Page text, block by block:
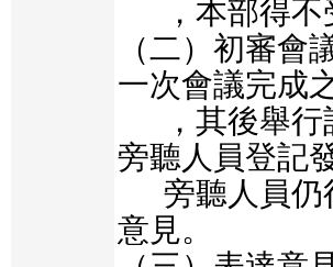
（二）初審會
一次會議完成
旁聽人員登記
      旁聽人員仍得旁聽，如有意見應以書面表達
意見。